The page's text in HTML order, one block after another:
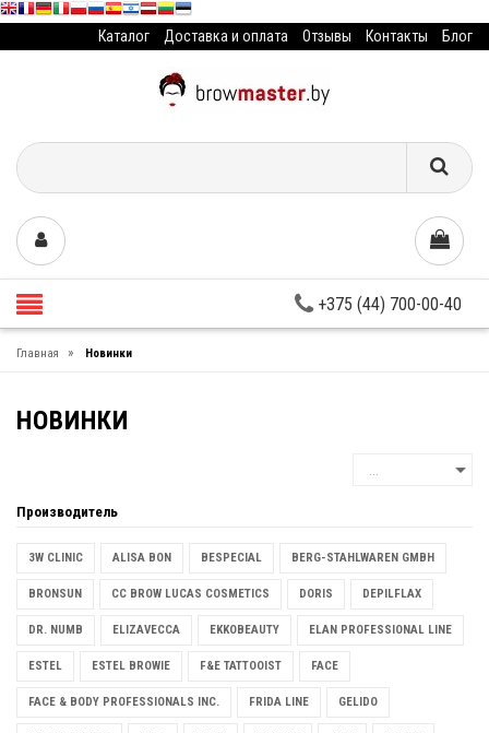
Каталог Доставка и оплата Отзывы Контакты Блог
+375 (44) 700-00-40
Главная » Новинки
НОВИНКИ
Производитель
3W CLINIC ALISA BON BESPECIAL BERG-STAHLWAREN GMBH
BRONSUN CC BROW LUCAS COSMETICS DORIS DEPILFLAX
DR. NUMB ELIZAVECCA EKKOBEAUTY ELAN PROFESSIONAL LINE
ESTEL ESTEL BROWIE F&E TATTOOIST FACE
FACE & BODY PROFESSIONALS INC. FRIDA LINE GELIDO